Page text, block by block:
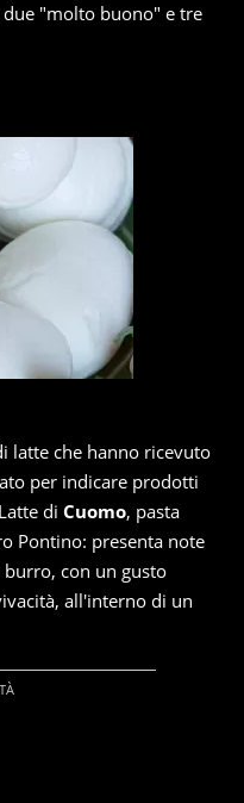
"molto buono" e tre
latte che hanno ricevuto
per indicare prodotti
di Cuomo, pasta
Pontino: presenta note
con un gusto
all'interno di un